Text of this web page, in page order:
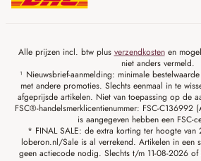
Alle prijzen incl. btw plus verzendkostenen
niet anders vermeld.
¹ Nieuwsbrief-aanmelding: minimale
met andere promoties. Slechts eenmaal in te
afgeprijsde artikelen. Niet van toepassing op de
FSC®-handelsmerklicentienummer: FSC-
is aangegeven hebben een FSC-
* FINAL SALE: de extra korting ter hoogte
loberon.nl/Sale is al verrekend. Artikelen in een
geen actiecode nodig. Slechts t/m 11-08-2026